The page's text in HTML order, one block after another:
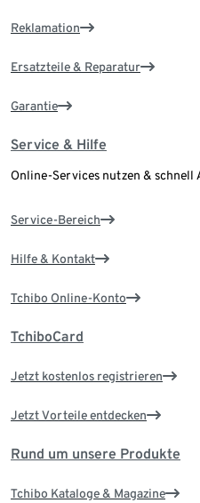
Reklamation
Ersatzteile & Reparatur
Garantie
Service & Hilfe
Online-Services nutzen & schnell
Service-Bereich
Hilfe & Kontakt
Tchibo Online-Konto
TchiboCard
Jetzt kostenlos registrieren
Jetzt Vorteile entdecken
Rund um unsere Produkte
Tchibo Kataloge & Magazine